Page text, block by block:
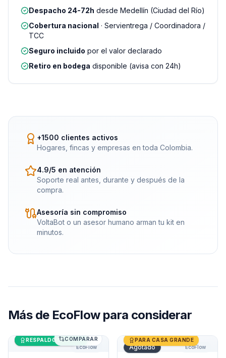
Despacho 24-72h desde Medellín (Ciudad del Río)
Cobertura nacional · Servientrega / Coordinadora /
TCC
Seguro incluido por el valor declarado
Retiro en bodega disponible (avisa con 24h)
+1500 clientes activos
Hogares, fincas y empresas en toda Colombia.
4.9/5 en atención
Soporte real antes, durante y después de la
compra.
Asesoría sin compromiso
VoltaBot o un asesor humano arman tu kit en
minutos.
Más de EcoFlowpara considerar
Generador Solar 1800W EcoFlow DELTA 2
EcoFlow
Últimas unidades
RESPALDO DE CASA
COMPARAR Generador Solar 3600W
Agotado EcoFlow
PARA CASA GRANDE